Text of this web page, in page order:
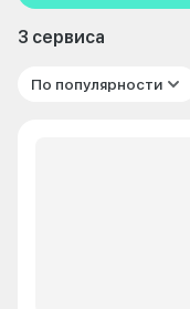
3 сервиса
По популярности